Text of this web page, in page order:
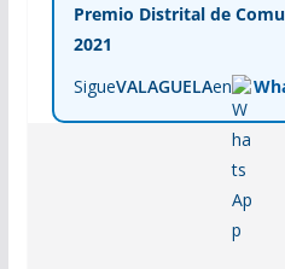
Premio Distrital de
2021
SigueVALAGUELAen